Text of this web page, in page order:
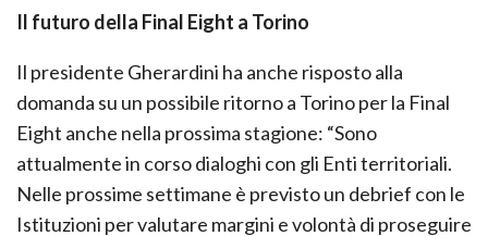
Il futuro della Final Eight a Torino
Il presidente Gherardini ha anche risposto alla
domanda su un possibile ritorno a Torino per la Final
Eight anche nella prossima stagione: “Sono
attualmente in corso dialoghi con gli Enti territoriali.
Nelle prossime settimane è previsto un debrief con le
Istituzioni per valutare margini e volontà di proseguire